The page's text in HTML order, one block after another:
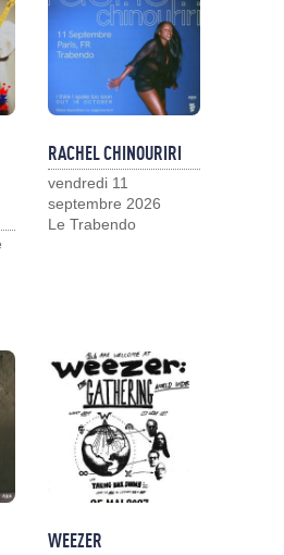
RACHEL CHINOURIRI
vendredi 11
septembre 2026
Le Trabendo
WEEZER